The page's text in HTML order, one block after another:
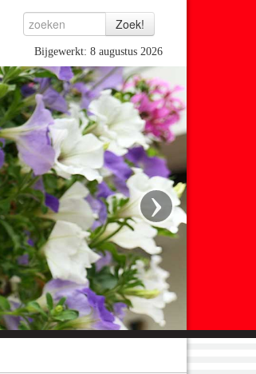
Bijgewerkt: 8 augustus 2026
›